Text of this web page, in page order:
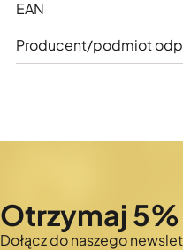
EAN
Producent/podmiot
Otrzymaj
Dołącz do naszego